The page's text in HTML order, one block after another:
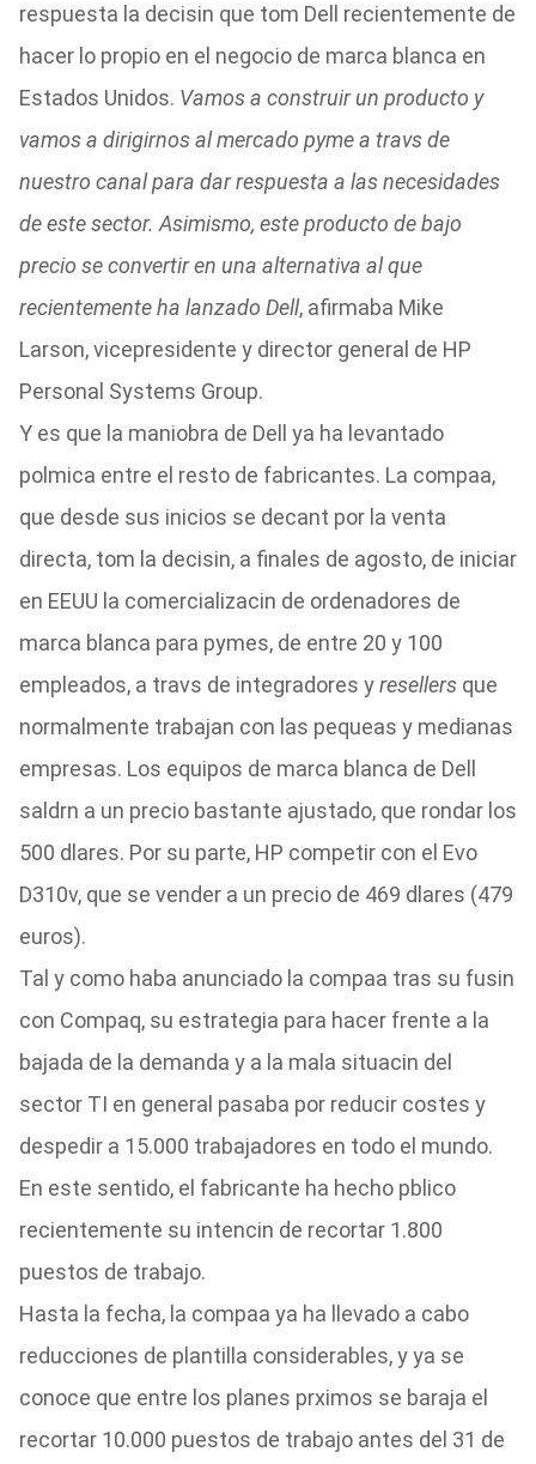
respuesta la decisin que tom Dell recientemente de
hacer lo propio en el negocio de marca blanca en
Estados Unidos. Vamos a construir un producto y
vamos a dirigirnos al mercado pyme a travs de
nuestro canal para dar respuesta a las necesidades
de este sector. Asimismo, este producto de bajo
precio se convertir en una alternativa al que
recientemente ha lanzado Dell, afirmaba Mike
Larson, vicepresidente y director general de HP
Personal Systems Group.
Y es que la maniobra de Dell ya ha levantado
polmica entre el resto de fabricantes. La compaa,
que desde sus inicios se decant por la venta
directa, tom la decisin, a finales de agosto, de iniciar
en EEUU la comercializacin de ordenadores de
marca blanca para pymes, de entre 20 y 100
empleados, a travs de integradores yresellersque
normalmente trabajan con las pequeas y medianas
empresas. Los equipos de marca blanca de Dell
saldrn a un precio bastante ajustado, que rondar los
500 dlares. Por su parte, HP competir con el Evo
D310v, que se vender a un precio de 469 dlares (479
euros).
Tal y como haba anunciado la compaa tras su fusin
con Compaq, su estrategia para hacer frente a la
bajada de la demanda y a la mala situacin del
sector TI en general pasaba por reducir costes y
despedir a 15.000 trabajadores en todo el mundo.
En este sentido, el fabricante ha hecho pblico
recientemente su intencin de recortar 1.800
puestos de trabajo.
Hasta la fecha, la compaa ya ha llevado a cabo
reducciones de plantilla considerables, y ya se
conoce que entre los planes prximos se baraja el
recortar 10.000 puestos de trabajo antes del 31 de